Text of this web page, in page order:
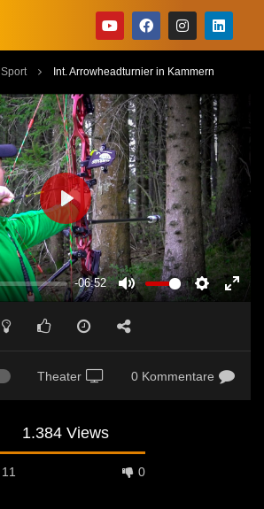
Sport Int. Arrowheadturnier in Kammern
-06:52
MUTE SETTINGS
PLAY
Theater 0 Kommentare
1.384 Views
11 0